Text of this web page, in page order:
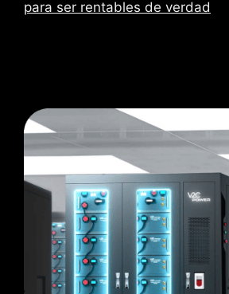
para ser rentables de verdad